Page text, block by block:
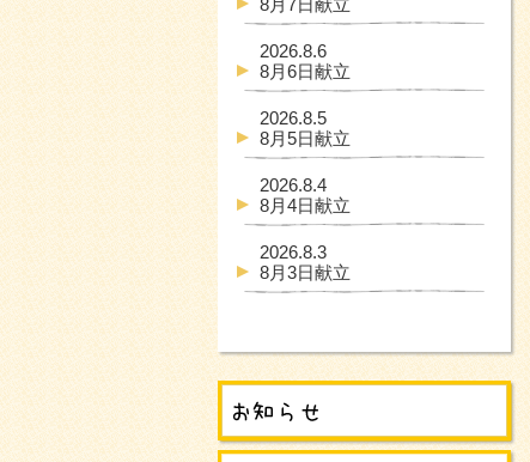
8月7日献立
2026.8.6
8月6日献立
2026.8.5
8月5日献立
2026.8.4
8月4日献立
2026.8.3
8月3日献立